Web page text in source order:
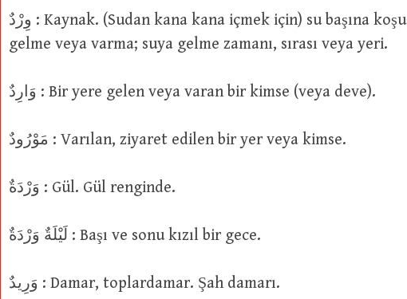
وِرْدٌ : Kaynak. (Sudan kana kana içmek için) su başına koşuşan topluluk. Suya
gelme veya varma; suya gelme zamanı, sırası veya yeri.
وَارِدٌ : Bir yere gelen veya varan bir kimse (veya deve).
مَوْرُودٌ : Varılan, ziyaret edilen bir yer veya kimse.
وَرْدَةٌ : Gül. Gül renginde.
لَيْلَةٌ وَرْدَةٌ : Başı ve sonu kızıl bir gece.
وَرِيدٌ : Damar, toplardamar. Şah damarı.